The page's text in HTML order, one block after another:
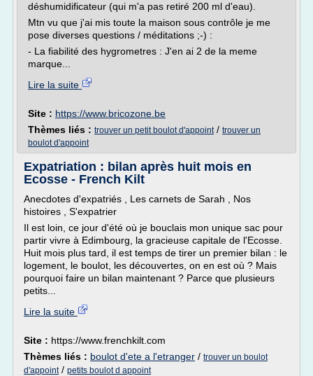
déshumidificateur (qui m'a pas retiré 200 ml d'eau).
Mtn vu que j'ai mis toute la maison sous contrôle je me
pose diverses questions / méditations ;-) :
- La fiabilité des hygrometres : J'en ai 2 de la meme
marque...
Lire la suite
Site : https://www.bricozone.be
Thèmes liés : trouver un petit boulot d'appoint/ trouver un
boulot d'appoint
Expatriation : bilan après huit mois en
Ecosse - French Kilt
Anecdotes d'expatriés , Les carnets de Sarah , Nos
histoires , S'expatrier
Il est loin, ce jour d'été où je bouclais mon unique sac pour
partir vivre à Edimbourg, la gracieuse capitale de l'Ecosse.
Huit mois plus tard, il est temps de tirer un premier bilan : le
logement, le boulot, les découvertes, on en est où ? Mais
pourquoi faire un bilan maintenant ? Parce que plusieurs
petits...
Lire la suite
Site : https://www.frenchkilt.com
Thèmes liés : boulot d'ete a l'etranger / trouver un boulot
d'appoint/ petits boulot d appoint